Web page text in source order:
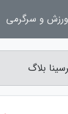
ورزش و سرگرمی